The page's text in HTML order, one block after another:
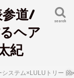
参道/
ヘア
紀
search
ステム×LULUトリート